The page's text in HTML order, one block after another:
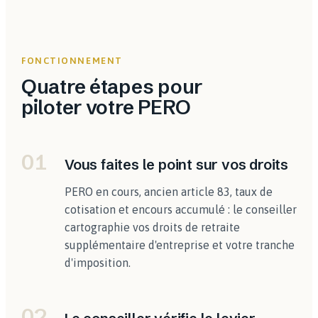
FONCTIONNEMENT
Quatre étapes pour
piloter votre PERO
01 Vous faites le point sur vos droits
PERO en cours, ancien article 83, taux de
cotisation et encours accumulé : le conseiller
cartographie vos droits de retraite
supplémentaire d'entreprise et votre tranche
d'imposition.